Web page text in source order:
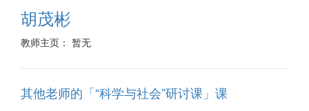
胡茂彬
教师主页： 暂无
其他老师的「“科学与社会”研讨课」课